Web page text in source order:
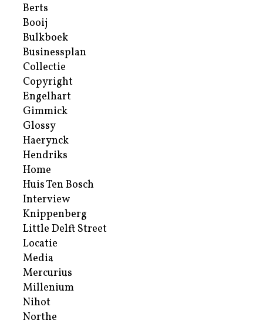
Berts
Booij
Bulkboek
Businessplan
Collectie
Copyright
Engelhart
Gimmick
Glossy
Haerynck
Hendriks
Home
Huis Ten Bosch
Interview
Knippenberg
Little Delft Street
Locatie
Media
Mercurius
Millenium
Nihot